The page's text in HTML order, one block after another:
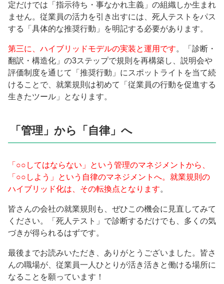
定だけでは「指示待ち・事なかれ主義」の組織しか生まれ
ません。従業員の活力を引き出すには、死人テストをパス
する「具体的な推奨行動」を明記する必要があります。
第三に、ハイブリッドモデルの実装と運用です。「診断・
翻訳・構造化」の3ステップで規則を再構築し、説明会や
評価制度を通じて「推奨行動」にスポットライトを当て続
けることで、就業規則は初めて「従業員の行動を促進する
生きたツール」となります。
「管理」から「自律」へ
「○○してはならない」という管理のマネジメントから、
「○○しよう」という自律のマネジメントへ。就業規則の
ハイブリッド化は、その転換点となります。
皆さんの会社の就業規則も、ぜひこの機会に見直してみて
ください。「死人テスト」で診断するだけでも、多くの気
づきが得られるはずです。
最後までお読みいただき、ありがとうございました。皆さ
んの職場が、従業員一人ひとりが活き活きと働ける場所に
なることを願っています！